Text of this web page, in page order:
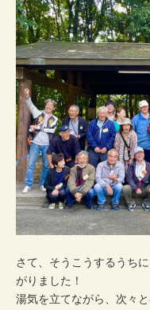
さて、そうこうするうち
がりました！
湯気を立てながら、次々